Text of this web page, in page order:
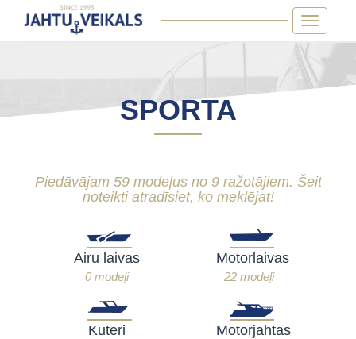
Toggle
SPORTA
Piedāvājam 59 modeļus no 9 ražotājiem. Šeit
noteikti atradīsiet, ko meklējat!
Airu laivas
0 modeļi
Motorlaivas
22 modeļi
Kuteri Motorjahtas